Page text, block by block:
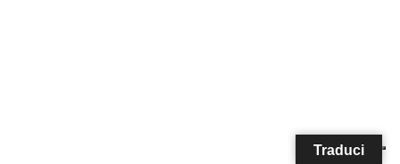
Traduci